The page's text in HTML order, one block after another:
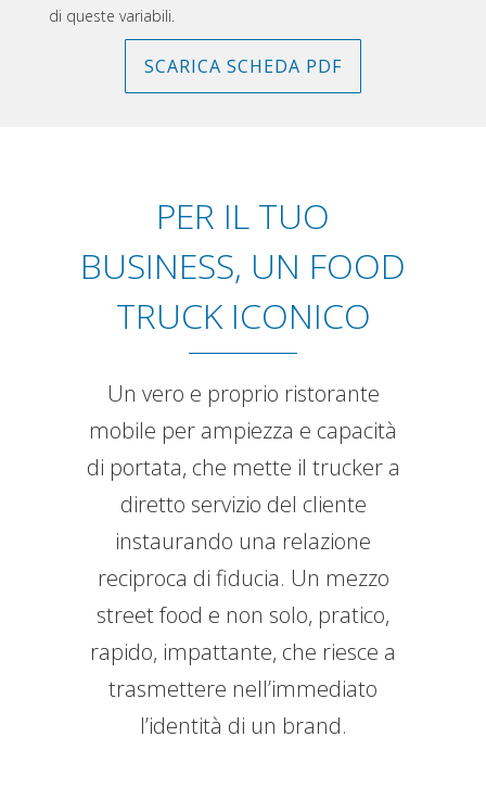
di queste variabili.
SCARICA SCHEDA PDF
(SI APRE IN UNA NUOVA
PER IL TUO
BUSINESS, UN FOOD
TRUCK ICONICO
Un vero e proprio ristorante
mobile per ampiezza e capacità
di portata, che mette il trucker a
diretto servizio del cliente
instaurando una relazione
reciproca di fiducia. Un mezzo
street food e non solo, pratico,
rapido, impattante, che riesce a
trasmettere nell’immediato
l’identità di un brand.